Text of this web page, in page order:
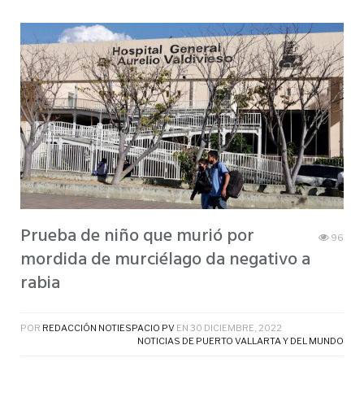
Prueba de niño que murió por
mordida de murciélago da negativo a
rabia
96
POR REDACCIÓN NOTIESPACIO PV EN 30 DICIEMBRE, 2022
NOTICIAS DE PUERTO VALLARTA Y DEL MUNDO